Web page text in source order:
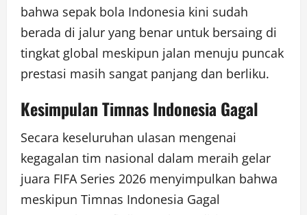
bahwa sepak bola Indonesia kini sudah
berada di jalur yang benar untuk bersaing di
tingkat global meskipun jalan menuju puncak
prestasi masih sangat panjang dan berliku.
Kesimpulan Timnas Indonesia Gagal
Secara keseluruhan ulasan mengenai
kegagalan tim nasional dalam meraih gelar
juara FIFA Series 2026 menyimpulkan bahwa
meskipun Timnas Indonesia Gagal